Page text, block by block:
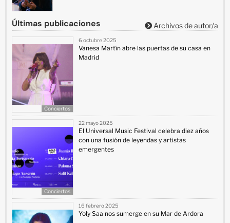
Últimas publicaciones Archivos de autor/a
Conciertos
6 octubre 2025
Vanesa Martín abre las puertas de su casa en
Madrid
Conciertos
22 mayo 2025
El Universal Music Festival celebra diez años
con una fusión de leyendas y artistas
emergentes
16 febrero 2025
Yoly Saa nos sumerge en su Mar de Ardora